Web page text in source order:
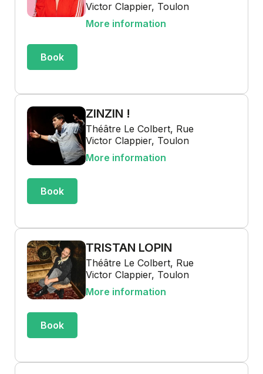
Victor Clappier, Toulon
More information
Book
ZINZIN !
Théâtre Le Colbert, Rue
Victor Clappier, Toulon
More information
Book
TRISTAN LOPIN
Théâtre Le Colbert, Rue
Victor Clappier, Toulon
More information
Book